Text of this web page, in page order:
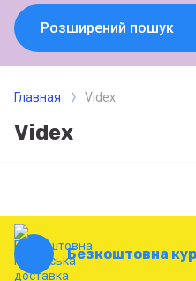
Розширений пошук
Главная Videx
Videx
Безкоштовна